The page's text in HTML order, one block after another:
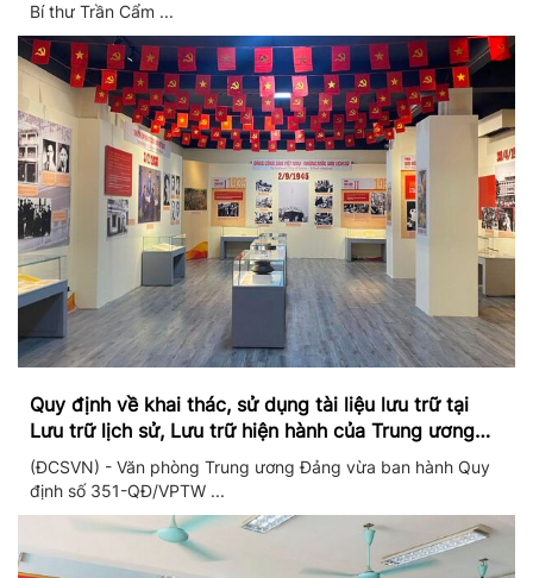
Bí thư Trần Cẩm ...
Quy định về khai thác, sử dụng tài liệu lưu trữ tại
Lưu trữ lịch sử, Lưu trữ hiện hành của Trung ương
Đảng và Văn phòng Trung ương Đảng
(ĐCSVN) - Văn phòng Trung ương Đảng vừa ban hành Quy
định số 351-QĐ/VPTW ...